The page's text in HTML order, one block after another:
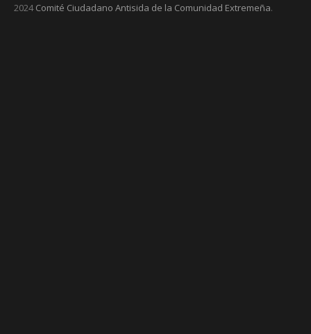
2024Comité Ciudadano Antisida de la Comunidad Extremeña.